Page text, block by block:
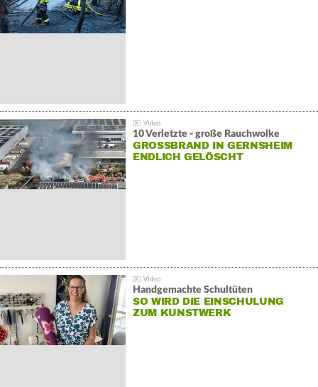
10 Verletzte - große Rauchwolke
GROSSBRAND IN GERNSHEIM E
NDLICH GELÖSCHT
Handgemachte Schultüten
SO WIRD DIE EINSCHULUNG
ZUM KUNSTWERK